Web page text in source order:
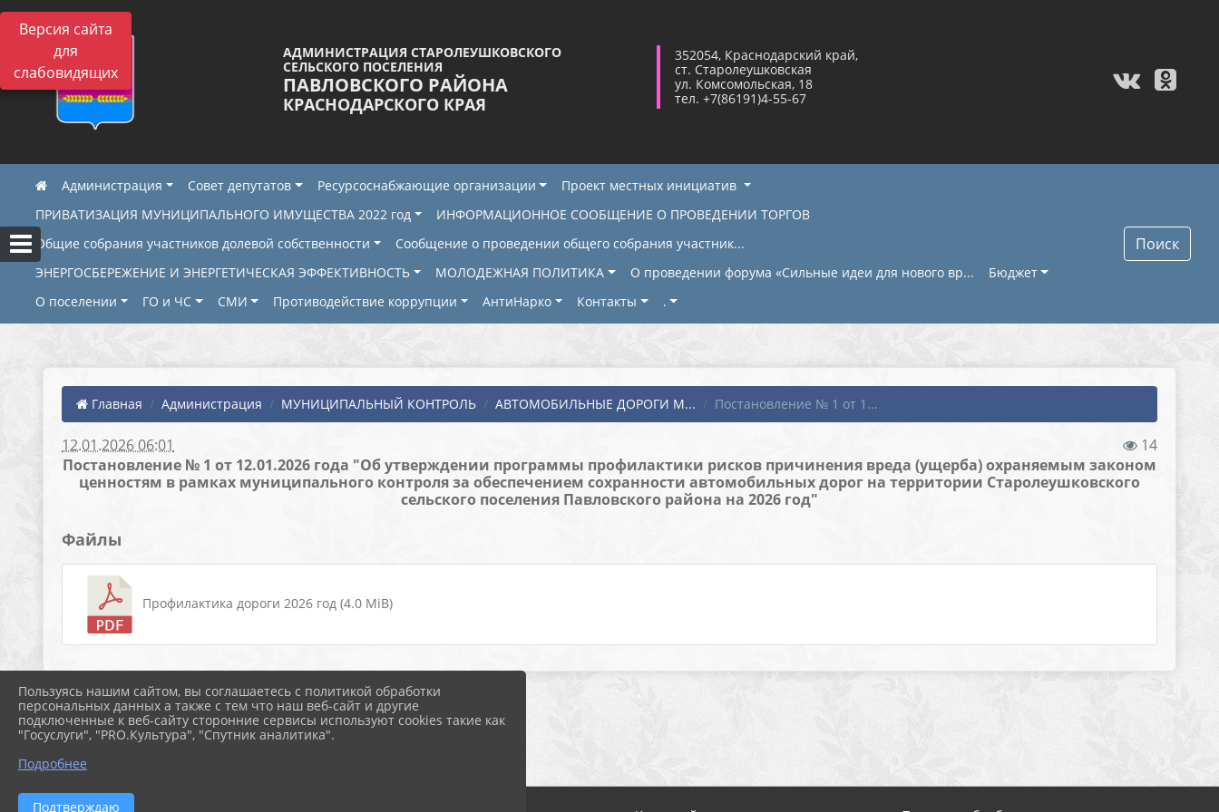
Версия сайта
для
слабовидящих
АДМИНИСТРАЦИЯ СТАРОЛЕУШКОВСКОГО
СЕЛЬСКОГО ПОСЕЛЕНИЯ
ПАВЛОВСКОГО РАЙОНА
КРАСНОДАРСКОГО КРАЯ
352054, Краснодарский край,
ст. Старолеушковская
ул. Комсомольская, 18
тел. +7(86191)4-55-67
Администрация Совет депутатов Ресурсоснабжающие организации
Проект местных инициатив
ПРИВАТИЗАЦИЯ МУНИЦИПАЛЬНОГО ИМУЩЕСТВА 2022 год
ИНФОРМАЦИОННОЕ СООБЩЕНИЕ О ПРОВЕДЕНИИ ТОРГОВ
Общие собрания участников долевой собственности
Сообщение о проведении общего собрания участник...
ЭНЕРГОСБЕРЕЖЕНИЕ И ЭНЕРГЕТИЧЕСКАЯ ЭФФЕКТИВНОСТЬ
МОЛОДЕЖНАЯ ПОЛИТИКА О проведении форума «Сильные идеи для нового вр...
Бюджет
О поселении
ГО и ЧС СМИ Противодействие коррупции АнтиНарко Контакты .
Поиск
Главная Администрация МУНИЦИПАЛЬНЫЙ КОНТРОЛЬ АВТОМОБИЛЬНЫЕ ДОРОГИ М... Постановление № 1 от 1...
12.01.2026 06:01
14
Постановление № 1 от 12.01.2026 года "Об утверждении программы профилактики рисков причинения вреда (ущерба) охраняемым законом
ценностям в рамках муниципального контроля за обеспечением сохранности автомобильных дорог на территории Старолеушковского
сельского поселения Павловского района на 2026 год"
Файлы
Профилактика дороги 2026 год (4.0 MiB)
Пользуясь нашим сайтом, вы соглашаетесь с политикой обработки
персональных данных а также с тем что наш веб-сайт и другие
подключенные к веб-сайту сторонние сервисы используют cookies такие как
"Госуслуги", "PRO.Культура", "Спутник аналитика".
Подробнее
Подтверждаю